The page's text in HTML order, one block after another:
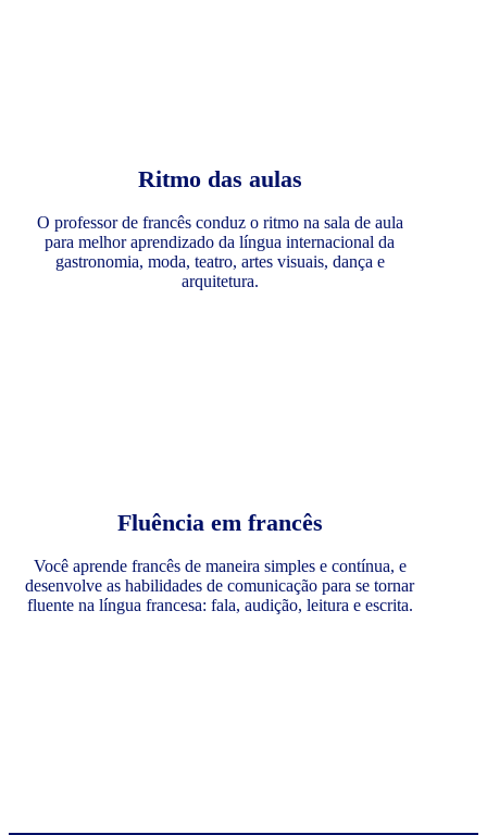
Ritmo das aulas
O professor de francês conduz o ritmo na sala de aula
para melhor aprendizado da língua internacional da
gastronomia, moda, teatro, artes visuais, dança e
arquitetura.
Fluência em francês
Você aprende francês de maneira simples e contínua, e
desenvolve as habilidades de comunicação para se tornar
fluente na língua francesa: fala, audição, leitura e escrita.